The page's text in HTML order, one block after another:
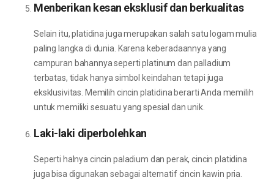
Menberikan kesan eksklusif dan berkualitas
Selain itu, platidina juga merupakan salah satu logam mulia
paling langka di dunia. Karena keberadaannya yang
campuran bahannya seperti platinum dan palladium
terbatas, tidak hanya simbol keindahan tetapi juga
eksklusivitas. Memilih cincin platidina berarti Anda memilih
untuk memiliki sesuatu yang spesial dan unik.
Laki-laki diperbolehkan
Seperti halnya cincin paladium dan perak, cincin platidina
juga bisa digunakan sebagai alternatif cincin kawin pria.